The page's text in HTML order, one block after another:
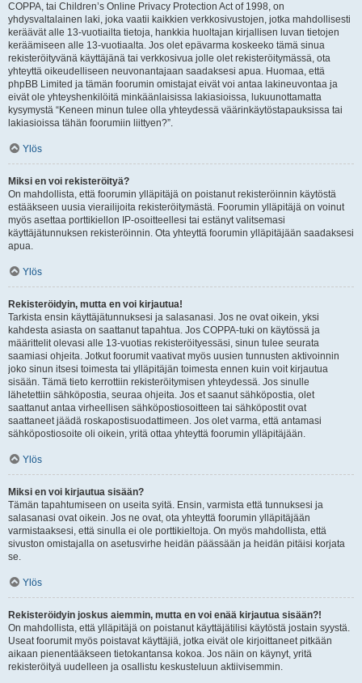
COPPA, tai Children’s Online Privacy Protection Act of 1998, on
yhdysvaltalainen laki, joka vaatii kaikkien verkkosivustojen, jotka mahdollisesti
keräävät alle 13-vuotiailta tietoja, hankkia huoltajan kirjallisen luvan tietojen
keräämiseen alle 13-vuotiaalta. Jos olet epävarma koskeeko tämä sinua
rekisteröityvänä käyttäjänä tai verkkosivua jolle olet rekisteröitymässä, ota
yhteyttä oikeudelliseen neuvonantajaan saadaksesi apua. Huomaa, että
phpBB Limited ja tämän foorumin omistajat eivät voi antaa lakineuvontaa ja
eivät ole yhteyshenkilöitä minkäänlaisissa lakiasioissa, lukuunottamatta
kysymystä “Keneen minun tulee olla yhteydessä väärinkäytöstapauksissa tai
lakiasioissa tähän foorumiin liittyen?”.
Ylös
Miksi en voi rekisteröityä?
On mahdollista, että foorumin ylläpitäjä on poistanut rekisteröinnin käytöstä
estääkseen uusia vierailijoita rekisteröitymästä. Foorumin ylläpitäjä on voinut
myös asettaa porttikiellon IP-osoitteellesi tai estänyt valitsemasi
käyttäjätunnuksen rekisteröinnin. Ota yhteyttä foorumin ylläpitäjään saadaksesi
apua.
Ylös
Rekisteröidyin, mutta en voi kirjautua!
Tarkista ensin käyttäjätunnuksesi ja salasanasi. Jos ne ovat oikein, yksi
kahdesta asiasta on saattanut tapahtua. Jos COPPA-tuki on käytössä ja
määrittelit olevasi alle 13-vuotias rekisteröityessäsi, sinun tulee seurata
saamiasi ohjeita. Jotkut foorumit vaativat myös uusien tunnusten aktivoinnin
joko sinun itsesi toimesta tai ylläpitäjän toimesta ennen kuin voit kirjautua
sisään. Tämä tieto kerrottiin rekisteröitymisen yhteydessä. Jos sinulle
lähetettiin sähköpostia, seuraa ohjeita. Jos et saanut sähköpostia, olet
saattanut antaa virheellisen sähköpostiosoitteen tai sähköpostit ovat
saattaneet jäädä roskapostisuodattimeen. Jos olet varma, että antamasi
sähköpostiosoite oli oikein, yritä ottaa yhteyttä foorumin ylläpitäjään.
Ylös
Miksi en voi kirjautua sisään?
Tämän tapahtumiseen on useita syitä. Ensin, varmista että tunnuksesi ja
salasanasi ovat oikein. Jos ne ovat, ota yhteyttä foorumin ylläpitäjään
varmistaaksesi, että sinulla ei ole porttikieltoja. On myös mahdollista, että
sivuston omistajalla on asetusvirhe heidän päässään ja heidän pitäisi korjata
se.
Ylös
Rekisteröidyin joskus aiemmin, mutta en voi enää kirjautua sisään?!
On mahdollista, että ylläpitäjä on poistanut käyttäjätilisi käytöstä jostain syystä.
Useat foorumit myös poistavat käyttäjiä, jotka eivät ole kirjoittaneet pitkään
aikaan pienentääkseen tietokantansa kokoa. Jos näin on käynyt, yritä
rekisteröityä uudelleen ja osallistu keskusteluun aktiivisemmin.